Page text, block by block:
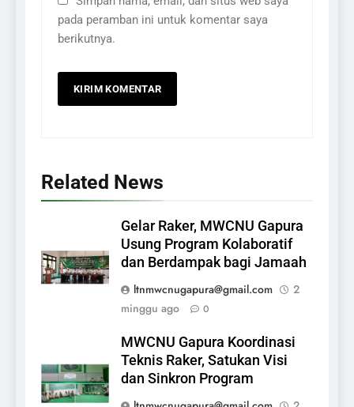
pada peramban ini untuk komentar saya
berikutnya.
Related News
Gelar Raker, MWCNU Gapura
Usung Program Kolaboratif
dan Berdampak bagi Jamaah
ltnmwcnugapura@gmail.com
2
minggu ago
0
MWCNU Gapura Koordinasi
Teknis Raker, Satukan Visi
dan Sinkron Program